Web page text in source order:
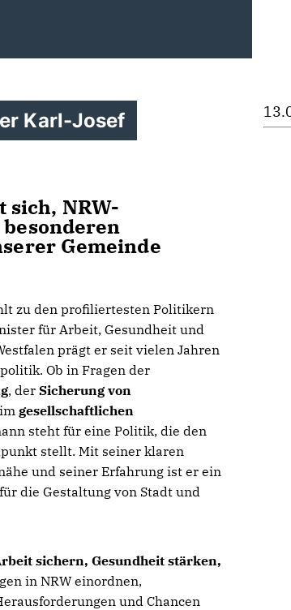
Karl-Josef
sich, NRW-
Gemeinde
zu den profiliertesten Politikern
für Arbeit, Gesundheit und
prägt er seit vielen Jahren
Ob in Fragen der
, der Sicherung von
gesellschaftlichen
steht für eine Politik, die den
stellt. Mit seiner klaren
und seiner Erfahrung ist er ein
die Gestaltung von Stadt und
sichern, Gesundheit stärken,
in NRW einordnen,
und Chancen